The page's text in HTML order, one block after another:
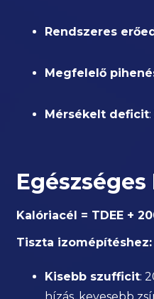
Rendszeres
Megfelelő
Mérsékelt deficit
Egészséges
Kalóriacél = TDEE +
Tiszta izomépítéshez:
Kisebb szufficit: